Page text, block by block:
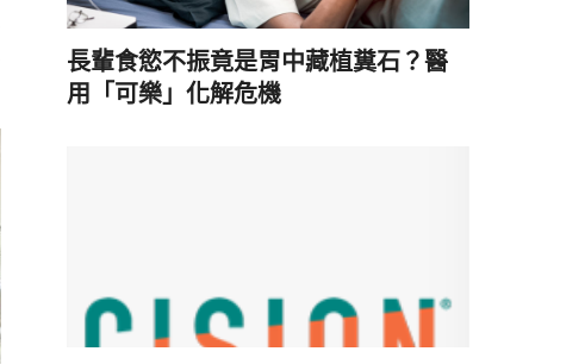
長輩食慾不振竟是胃中藏植糞石？醫
用「可樂」化解危機